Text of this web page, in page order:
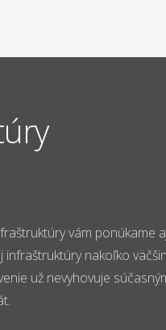
vám ponúkame
infraštruktúry nakoľko
už nevyhovuje